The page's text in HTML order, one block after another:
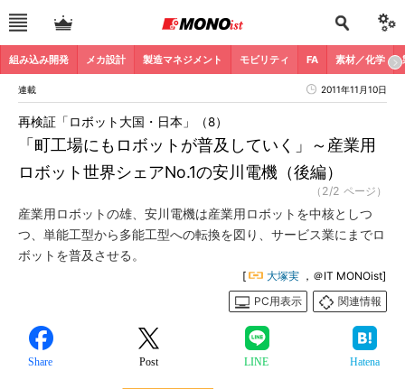
組み込み開発 メカ設計 製造マネジメント モビリティ FA 素材／化学
連載 2011年11月10日
「町工場にもロボットが普及していく」～産業用
ロボット世界シェアNo.1の安川電機（後編）
再検証「ロボット大国・日本」（8）
（2/2 ページ）
産業用ロボットの雄、安川電機は産業用ロボットを中核としつ
つ、単能工型から多能工型への転換を図り、サービス業にまでロ
ボットを普及させる。
[ 大塚実 ，＠IT MONOist]
PC用表示
関連情報
Share Post LINE Hatena